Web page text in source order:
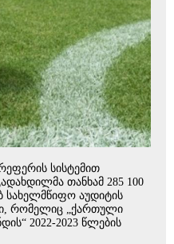
სისტემით
თანხამ 285 100
სახელმწიფო აუდიტის
რომელიც „ქართული
2022-2023 წლების